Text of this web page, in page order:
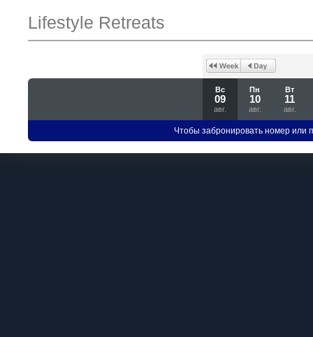
Lifestyle Retreats
Вс
09
авг.
Пн
10
авг.
Вт
11
авг.
Чтобы забронировать номер